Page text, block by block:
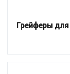
Грейферы для